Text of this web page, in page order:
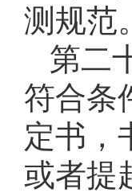
测规范。
第二
符合条
定书，
或者提